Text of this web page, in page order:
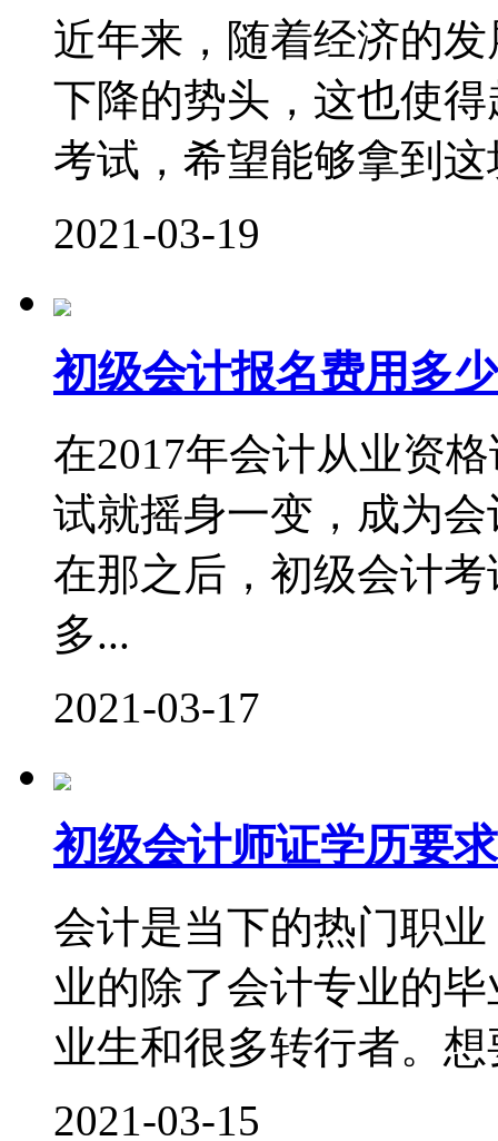
近年来，随着经济的
下降的势头，这也使
考试，希望能够拿到
2021-03-19
初级会计报名费用多
在2017年会计从业资
试就摇身一变，成为
在那之后，初级会计
多...
2021-03-17
初级会计师证学历要
会计是当下的热门职
业的除了会计专业的
业生和很多转行者。
2021-03-15